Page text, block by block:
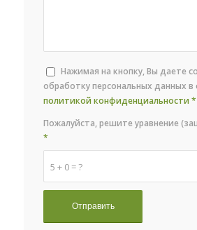
Нажимая на кнопку, Вы даете
обработку персональных данных в
политикой конфиденциальности *
5 + 0 = ?
Пожалуйста, решите уравнение
*